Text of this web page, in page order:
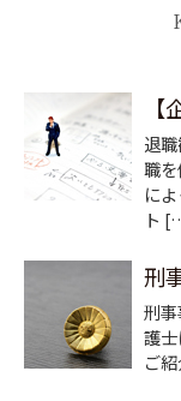
退
職
に
ト
刑
刑
護
ご